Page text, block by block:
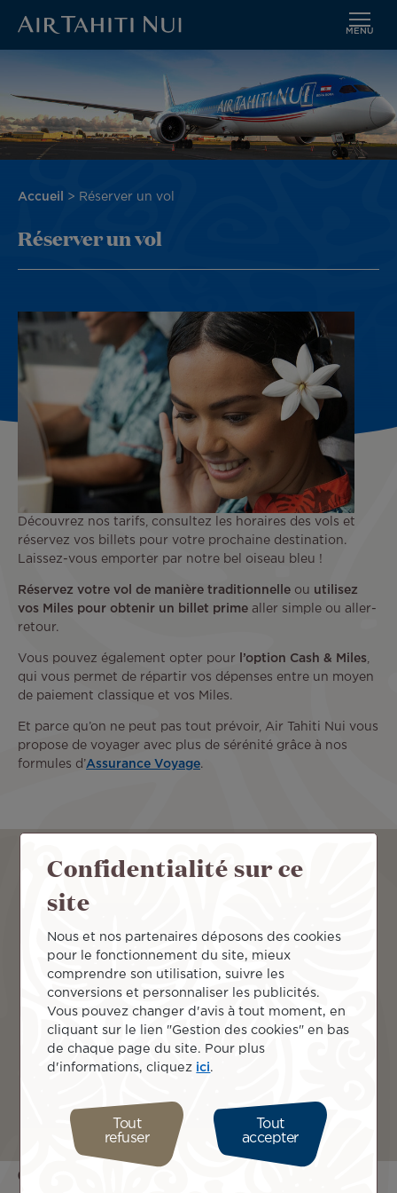
contenu
principal
MENU
Fil
Accueil Réserver un vol
Réserver un vol
Découvrez nos tarifs, consultez les horaires des vols et
réservez vos billets pour votre prochaine destination.
Laissez-vous emporter par notre bel oiseau bleu !
Réservez votre vol de manière traditionnelle ou utilisez
vos Miles pour obtenir un billet prime aller simple ou aller-
retour.
Vous pouvez également opter pour l’option Cash & Miles
qui vous permet de répartir vos dépenses entre un moyen
de paiement classique et vos Miles.
Et parce qu’on ne peut pas tout prévoir, Air Tahiti Nui vous
propose de voyager avec plus de sérénité grâce à nos
formules d’Assurance Voyage.
Consultez nos tarifs tout inclus et
voyagez dans le confort d’un service de
qualité !
Au départ de
Arrivée à
Continuer
Ces pages pourraient aussi vous
Confidentialité sur ce
site
Nous et nos partenaires déposons des cookies
pour le fonctionnement du site, mieux
comprendre son utilisation, suivre les
conversions et personnaliser les publicités.
Vous pouvez changer d'avis à tout moment, en
cliquant sur le lien "Gestion des cookies" en bas
de chaque page du site. Pour plus
d'informations, cliquez ici.
Tout
refuser
Tout
accepter